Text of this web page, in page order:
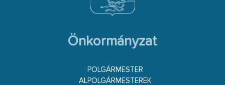
Önkormányzat
POLGÁRMESTER
ALPOLGÁRMESTEREK